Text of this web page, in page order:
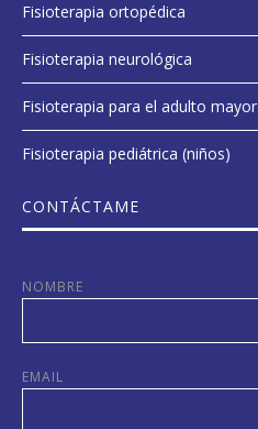
Fisioterapia ortopédica
Fisioterapia neurológica
Fisioterapia para el adulto mayor
Fisioterapia pediátrica (niños)
CONTÁCTAME
NOMBRE
EMAIL